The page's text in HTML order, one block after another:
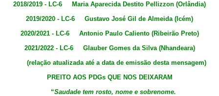
2018/2019 - LC-6 Maria Aparecida Destito Pellizzon (Orlândia)
2019/2020 - LC-6 Gustavo José Gil de Almeida (Icém)
2020/2021 - LC-6 Antonio Paulo Caliento (Ribeirão Preto)
2021/2022 - LC-6 Glauber Gomes da Silva (Nhandeara)
(relação atualizada até a data de emissão desta mensagem)
PREITO AOS PDGs QUE NOS DEIXARAM
“Saudade tem rosto, nome e sobrenome.